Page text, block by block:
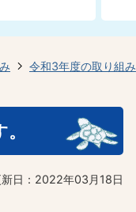
令和3年度の取り組み
日：2022年03月18日